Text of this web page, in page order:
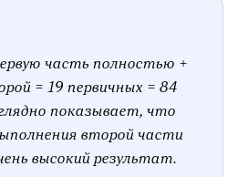
часть полностью +
= 19 первичных = 84
показывает, что
второй части
высокий результат.